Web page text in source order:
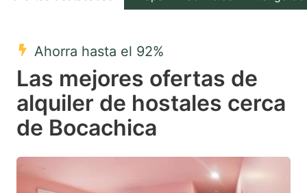
select
a
date.
Press
mark
a
date.
question
mark
Ahorra hasta el 92%
Las mejores ofertas de
alquiler de hostales cerca
de Bocachica